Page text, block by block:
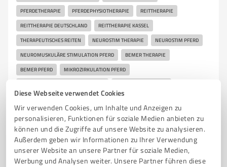
Diese Webseite verwendet Cookies
Wir verwenden Cookies, um Inhalte und Anzeigen zu
personalisieren, Funktionen für soziale Medien anbieten zu
können und die Zugriffe auf unsere Website zu analysieren.
Außerdem geben wir Informationen zu Ihrer Verwendung
unserer Website an unsere Partner für soziale Medien,
Werbung und Analysen weiter. Unsere Partner führen diese
PFERDETHERAPIE PFERDEPHYSIOTHERAPIE REITTHERAPIE
REITTHERAPIE DEUTSCHLAND REITTHERAPIE KASSEL
THERAPEUTISCHES REITEN NEUROSTIM THERAPIE NEUROSTIM PFERD
NEUROMUSKULÄRE STIMULATION PFERD BEMER THERAPIE
BEMER PFERD MIKROZIRKULATION PFERD
PFERD BAUT KEINE MUSKELN AUF PFERD VERSPANNT RÜCKEN
PFERD LÄUFT SCHIEF PFERD LÄUFT NICHT RUND
PFERD STOLPERT HÄUFIG PFERD STEIF BEIM REITEN
BALANCE TRAINING PFERD KOORDINATION PFERD VERBESSERN